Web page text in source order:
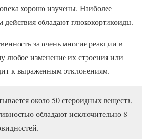
хорошо изучены. Наиболее
обладают глюкокортикоиды.
за очень многие реакции в
любое изменение их строения или
к выраженным отклонениям.
около 50 стероидных веществ,
обладают исключительно 8